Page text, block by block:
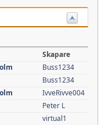
Skapare
Buss1234
Buss1234
IvveRivve004
Peter L
virtual1